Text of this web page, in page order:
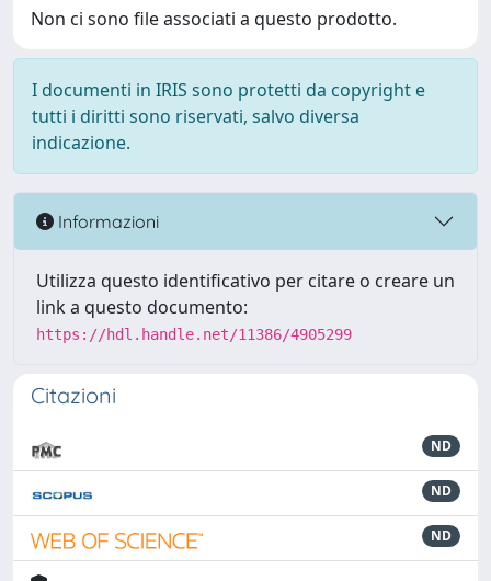
Non ci sono file associati a questo prodotto.
I documenti in IRIS sono protetti da copyright e
tutti i diritti sono riservati, salvo diversa
indicazione.
Informazioni
Utilizza questo identificativo per citare o creare un
link a questo documento:
https://hdl.handle.net/11386/4905299
Citazioni
ND
ND
ND